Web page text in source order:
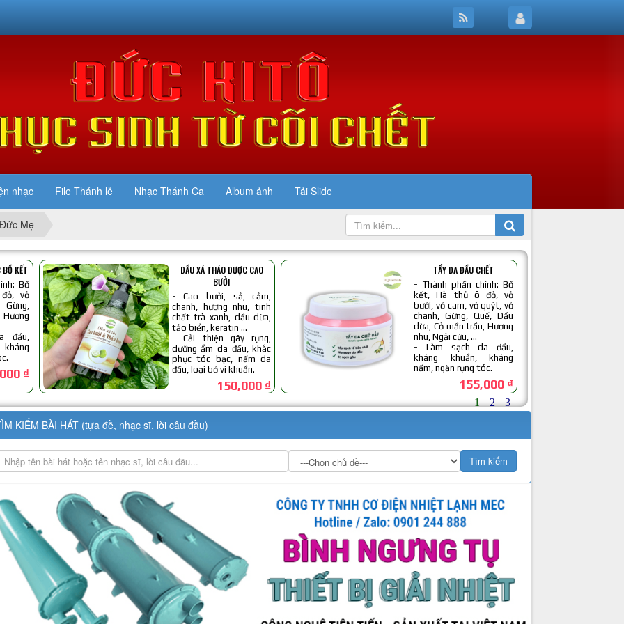
nhạc File Thánh lễ Nhạc Thánh Ca Album ảnh Tải Slide
Đức Mẹ
KIẾM BÀI HÁT (tựa đề, nhạc sĩ, lời câu đầu)